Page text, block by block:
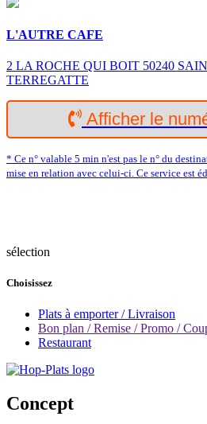
L'AUTRE CAFE
2 LA ROCHE QUI BOIT 50240
TERREGATTE
Afficher le
* Ce n° valable 5 min n'est pas le n° du
mise en relation avec celui-ci. Ce service est
sélection
Choisissez
Plats à emporter / Livraison
Bon plan / Remise / Promo /
Restaurant
Concept